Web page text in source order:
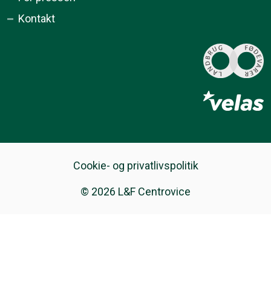
Kontakt
© 2026 L&F Centrovice
Cookie- og privatlivspolitik